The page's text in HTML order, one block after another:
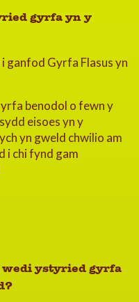
gyrfa yn y
i ganfod Gyrfa Flasus yn
benodol o fewn y
eisoes yn y
yn gweld chwilio am
i chi fynd gam
ystyried gyrfa